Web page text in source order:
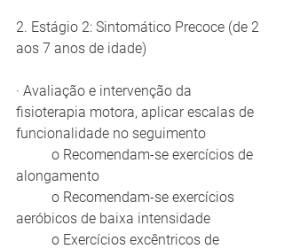
2. Estágio 2: Sintomático Precoce (de 2
aos 7 anos de idade)
· Avaliação e intervenção da
fisioterapia motora, aplicar escalas de
funcionalidade no seguimento
alongamento
aeróbicos de baixa intensidade